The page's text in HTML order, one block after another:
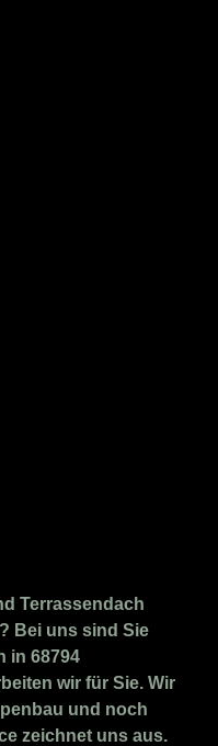
Terrassendach
Bei uns sind Sie
in 68794
wir für Sie. Wir
und noch
zeichnet uns aus.